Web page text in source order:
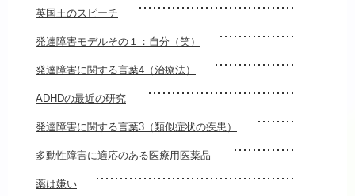
英国王のスピーチ
発達障害モデルその１：自分（笑）
発達障害に関する言葉4（治療法）
ADHDの最近の研究
発達障害に関する言葉3（類似症状の疾患）
多動性障害に適応のある医療用医薬品
薬は嫌い